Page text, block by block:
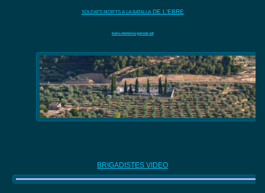
SOLDATS MORTS A LA BATALLADE L'EBRE
banc.memoria.gencat.cat
BRIGADISTES VIDEO